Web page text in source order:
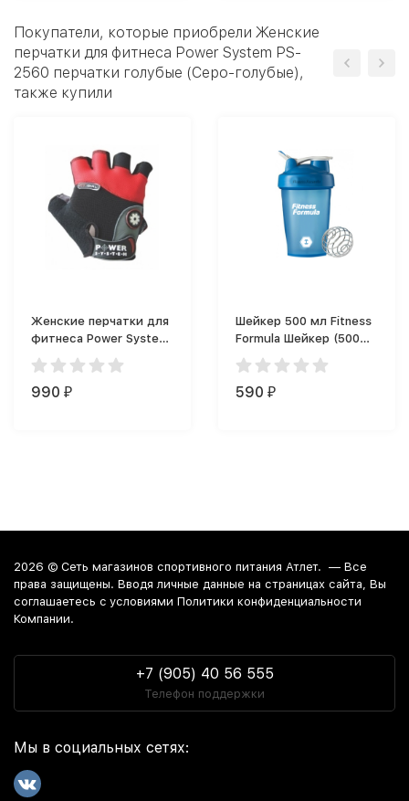
Покупатели, которые приобрели Женские
перчатки для фитнеса Power System PS-
2560 перчатки голубые (Серо-голубые),
также купили
Женские перчатки для
фитнеса Power System
PS-2900
тренировочные
990 ₽
Шейкер 500 мл Fitness
Formula Шейкер (500
мл)
590 ₽
2026 © Сеть магазинов спортивного питания Атлет. — Все
права защищены. Вводя личные данные на страницах сайта, Вы
соглашаетесь c условиями Политики конфиденциальности
Компании.
+7 (905) 40 56 555
Телефон поддержки
Мы в социальных сетях: